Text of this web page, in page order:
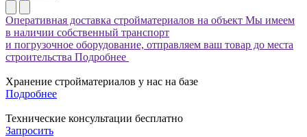
Оперативная доставка стройматериалов на объект Мы имеем
в наличии собственный транспорт
и погрузочное оборудование, отправляем ваш товар до места
строительства Подробнее
Хранение стройматериалов у нас на базе
Подробнее
Технические консультации бесплатно
Запросить